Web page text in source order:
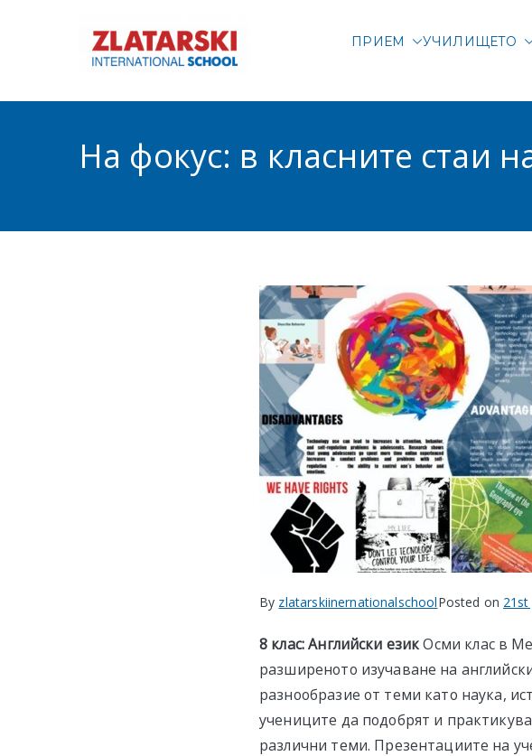
ПРИЕМ УЧИЛИЩЕТО
На фокус: в класните стаи
By zlatarskiinernationalschoolPosted on 21st
8 клас: Английски езикОсми клас в
разширеното изучаване на
разнообразие от теми като наука,
учениците да подобрят и
различни теми. Презентациите на